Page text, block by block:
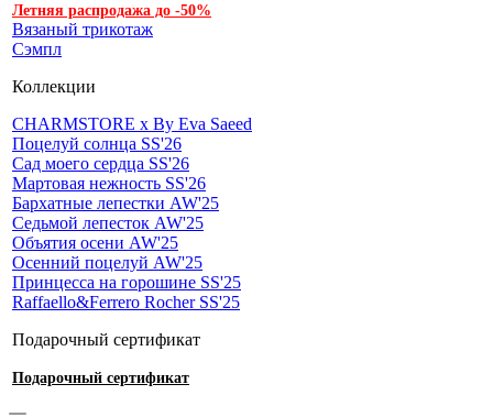
Летняя распродажа до -50%
Вязаный трикотаж
Сэмпл
Коллекции
CHARMSTORE х By Eva Saeed
Поцелуй солнца SS'26
Сад моего сердца SS'26
Мартовая нежность SS'26
Бархатные лепестки AW'25
Седьмой лепесток AW'25
Объятия осени AW'25
Осенний поцелуй AW'25
Принцесса на горошине SS'25
Raffaello&Ferrero Rocher SS'25
Подарочный сертификат
Подарочный сертификат